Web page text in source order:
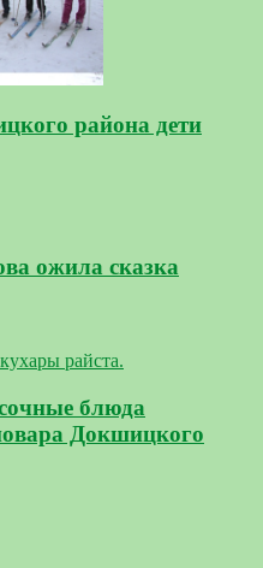
района дети
ожила сказка
блюда
Докшицкого